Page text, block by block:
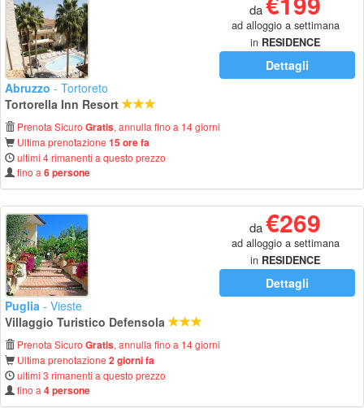
da
ad alloggio a settimana
in RESIDENCE
Dettagli
Abruzzo - Tortoreto
Tortorella Inn Resort
Prenota Sicuro Gratis, annulla fino a 14 giorni
Ultima prenotazione 15 ore fa
ultimi 4 rimanenti a questo prezzo
fino a 6 persone
da€269
ad alloggio a settimana
in RESIDENCE
Dettagli
Puglia - Vieste
Villaggio Turistico Defensola
Prenota Sicuro Gratis, annulla fino a 14 giorni
Ultima prenotazione 2 giorni fa
ultimi 3 rimanenti a questo prezzo
fino a 4 persone